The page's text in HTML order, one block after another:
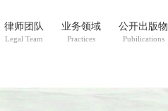
律师团队
Legal Team
业务领域
Practices
公开出版物
Pubilications